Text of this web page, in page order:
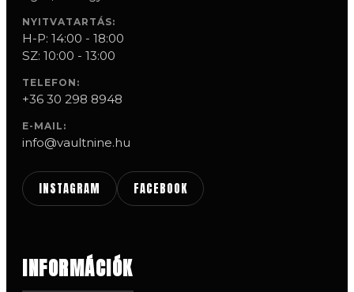
NYITVATARTÁS:
H-P: 14:00 - 18:00
SZ: 10:00 - 13:00
TELEFON:
+36 30 298 8948
E-MAIL:
info@vaultnine.hu
INSTAGRAM FACEBOOK
INFORMÁCIÓK